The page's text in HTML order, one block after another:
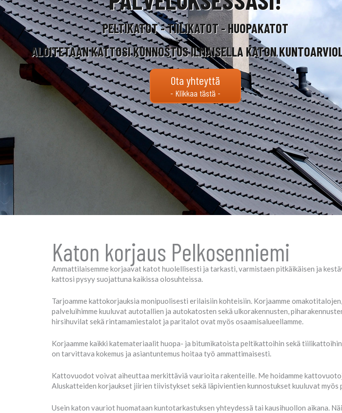
PELTIKATOT - TIILIKATOT - HUOPAKATOT
ALOITETAAN KATTOSI KUNNOSTUS ILMAISELLA KATON
Ota yhteyttä
Katon korjaus Pelkosenniemi
Ammattilaisemme korjaavat katot huolellisesti ja tarkasti, varmistaen pitkäikäisen ja
kattosi pysyy suojattuna kaikissa olosuhteissa.
Tarjoamme kattokorjauksia monipuolisesti erilaisiin kohteisiin. Korjaamme
palveluihimme kuuluvat autotallien ja autokatosten sekä ulkorakennusten,
hirsihuvilat sekä rintamamiestalot ja paritalot ovat myös osaamisalueellamme.
Korjaamme kaikki katemateriaalit huopa- ja bitumikatoista peltikattoihin sekä
on tarvittava kokemus ja asiantuntemus hoitaa työ ammattimaisesti.
Kattovuodot voivat aiheuttaa merkittäviä vaurioita rakenteille. Me hoidamme
Aluskatteiden korjaukset jiirien tiivistykset sekä läpivientien kunnostukset kuuluvat myös
Usein katon vauriot huomataan kuntotarkastuksen yhteydessä tai kausihuollon aikana.